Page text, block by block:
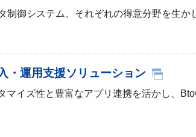
制御システム、それぞれの得意分野を生か
・運用支援ソリューション
マイズ性と豊富なアプリ連携を活かし、